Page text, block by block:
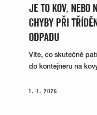
JE TO KOV, NEBO
CHYBY PŘI
ODPADU
Víte, co skutečně
do kontejneru na
1. 7. 2026